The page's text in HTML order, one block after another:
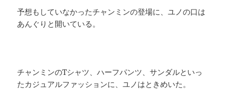
予想もしていなかったチャンミンの登場に、ユノの口は
あんぐりと開いている。
チャンミンのTシャツ、ハーフパンツ、サンダルといっ
たカジュアルファッションに、ユノはときめいた。